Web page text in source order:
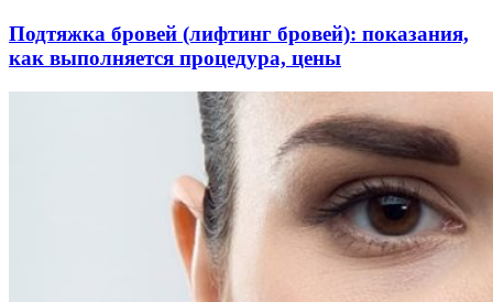
Подтяжка бровей (лифтинг бровей): показания,
как выполняется процедура, цены